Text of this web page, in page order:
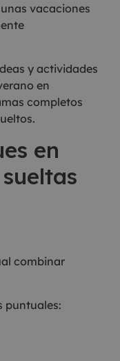
vacaciones
y actividades
en
completos
en
combinar
puntuales: